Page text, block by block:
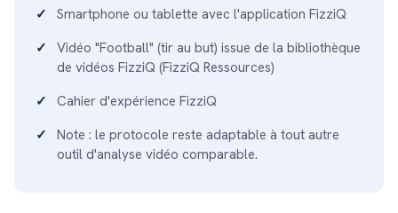
Smartphone ou tablette avec l'application FizziQ
Vidéo "Football" (tir au but) issue de la bibliothèque
de vidéos FizziQ (FizziQ Ressources)
Cahier d'expérience FizziQ
Note : le protocole reste adaptable à tout autre
outil d'analyse vidéo comparable.